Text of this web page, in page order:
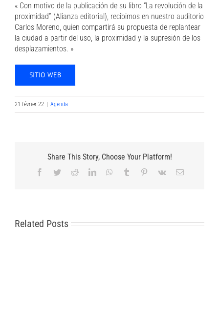
« Con motivo de la publicación de su libro “La revolución de la
proximidad” (Alianza editorial), recibimos en nuestro auditorio
Carlos Moreno, quien compartirá su propuesta de replantear
la ciudad a partir del uso, la proximidad y la supresión de los
desplazamientos. »
SITIO WEB
21 février 22 Agenda
Share This Story, Choose Your Platform!
Facebook
TwitterRedditLinkedInWhatsApp
Tumblr Pinterest
Vk Email
Related Posts